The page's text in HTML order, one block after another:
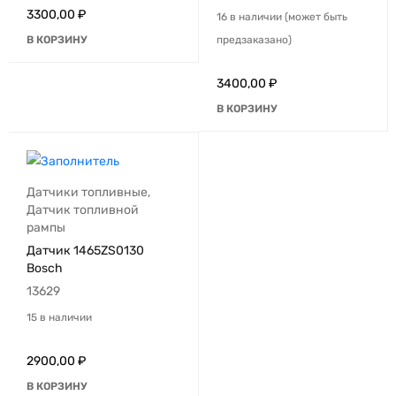
3300,00 ₽
В КОРЗИНУ
16 в наличии (может быть
предзаказано)
3400,00 ₽
В КОРЗИНУ
Датчики топливные,
Датчик топливной
рампы
Датчик 1465ZS0130
Bosch
13629
15 в наличии
2900,00 ₽
В КОРЗИНУ